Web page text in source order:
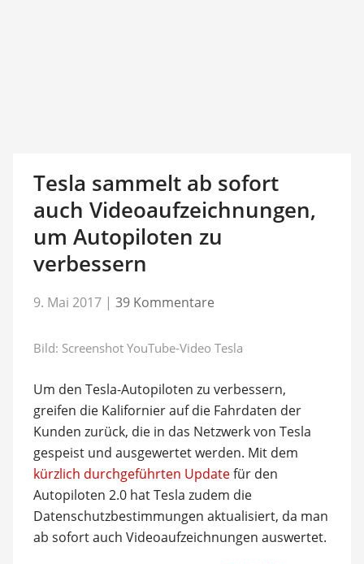
Tesla sammelt ab sofort
auch Videoaufzeichnungen,
um Autopiloten zu
verbessern
9. Mai 2017 | 39 Kommentare
Bild: Screenshot YouTube-Video Tesla
Um den Tesla-Autopiloten zu verbessern,
greifen die Kalifornier auf die Fahrdaten der
Kunden zurück, die in das Netzwerk von Tesla
gespeist und ausgewertet werden. Mit dem
kürzlich durchgeführten Updatefür den
Autopiloten 2.0 hat Tesla zudem die
Datenschutzbestimmungen aktualisiert, da man
ab sofort auch Videoaufzeichnungen auswertet.